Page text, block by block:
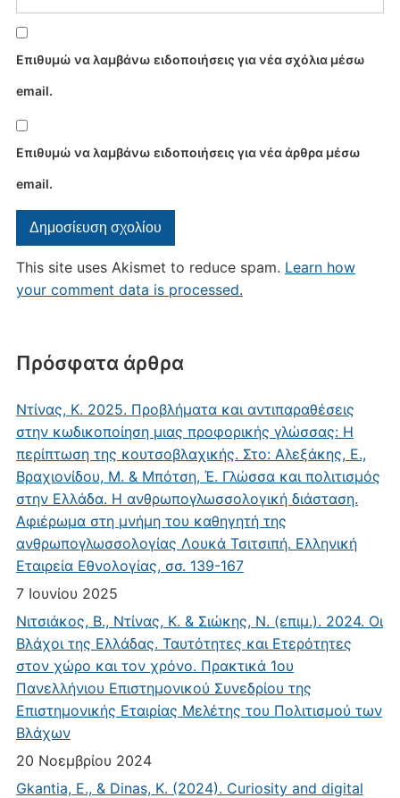
Πρόσφατα άρθρα
Ντίνας, Κ. 2025. Προβλήματα και αντιπαραθέσεις
στην κωδικοποίηση μιας προφορικής γλώσσας: Η
περίπτωση της κουτσοβλαχικής. Στο: Αλεξάκης, Ε.,
Βραχιονίδου, Μ. & Μπότση, Έ. Γλώσσα και πολιτισμός
στην Ελλάδα. Η ανθρωπογλωσσολογική διάσταση.
Αφιέρωμα στη μνήμη του καθηγητή της
ανθρωπογλωσσολογίας Λουκά Τσιτσιπή. Ελληνική
Εταιρεία Εθνολογίας, σσ. 139-167
7 Ιουνίου 2025
Νιτσιάκος, Β., Ντίνας, Κ. & Σιώκης, Ν. (επιμ.). 2024. Οι
Βλάχοι της Ελλάδας. Ταυτότητες και Ετερότητες
στον χώρο και τον χρόνο. Πρακτικά 1ου
Πανελλήνιου Επιστημονικού Συνεδρίου της
Επιστημονικής Εταιρίας Μελέτης του Πολιτισμού των
Βλάχων
20 Νοεμβρίου 2024
Gkantia, E., & Dinas, K. (2024). Curiosity and digital
Επιθυμώ να λαμβάνω ειδοποιήσεις για νέα σχόλια μέσω
email.
Επιθυμώ να λαμβάνω ειδοποιήσεις για νέα άρθρα μέσω
email.
This site uses Akismet to reduce spam. Learn how
your comment data is processed.